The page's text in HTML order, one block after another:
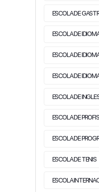
ESCOLA DE
ESCOLA DE
ESCOLA DE
ESCOLA DE
ESCOLA DE
ESCOLA DE
ESCOLA DE
ESCOLA DE TENIS
ESCOLA